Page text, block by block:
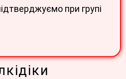
при групі